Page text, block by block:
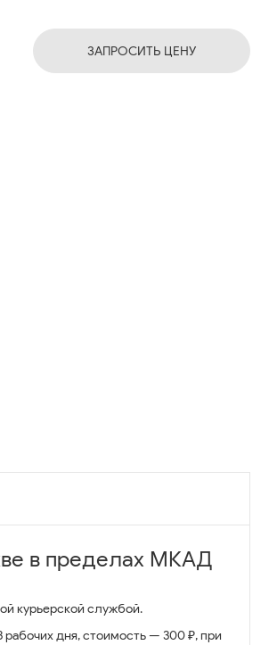
ЗАПРОСИТЬ ЦЕНУ
в пределах МКАД
курьерской службой.
рабочих дня, стоимость — 300 ₽, при